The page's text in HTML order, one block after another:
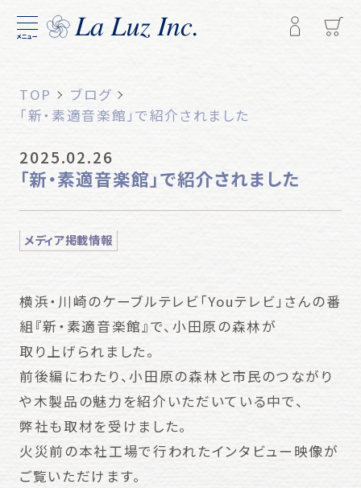
メニュー
TOP
ブログ
「新・素適音楽館」で紹介されました
2025.02.26
「新・素適音楽館」で紹介されました
メディア掲載情報
横浜・川崎のケーブルテレビ「Youテレビ」さんの番
組『新・素適音楽館』で、小田原の森林が
取り上げられました。
前後編にわたり、小田原の森林と市民のつながり
や木製品の魅力を紹介いただいている中で、
弊社も取材を受けました。
火災前の本社工場で行われたインタビュー映像が
ご覧いただけます。